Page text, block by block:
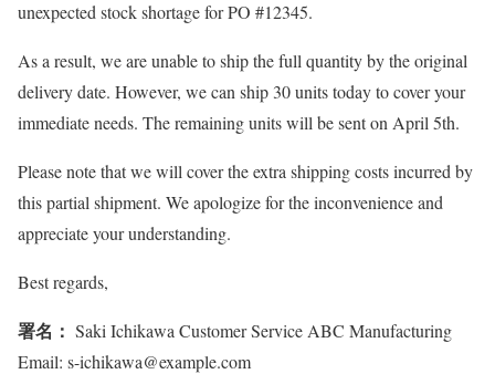
unexpected stock shortage for PO #12345.
As a result, we are unable to ship the full quantity by the original
delivery date. However, we can ship 30 units today to cover your
immediate needs. The remaining units will be sent on April 5th.
Please note that we will cover the extra shipping costs incurred by
this partial shipment. We apologize for the inconvenience and
appreciate your understanding.
Best regards,
署名： Saki Ichikawa Customer Service ABC Manufacturing
Email: s-ichikawa@example.com